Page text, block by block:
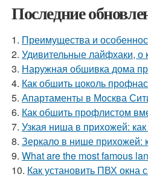
Последние
1. Преимущества и
2. Удивительные лайфхаки, о
3. Наружная обшивка дома
4. Как обшить цоколь
5. Апартаменты в Москва
6. Как обшить профлистом
7. Узкая ниша в прихожей:
8. Зеркало в нише прихожей:
9. What are the most famous
10. Как установить ПВХ окна